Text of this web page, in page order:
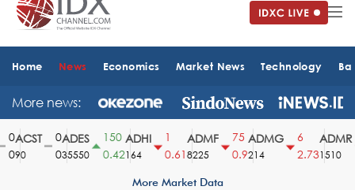
Home News Economics Market News Technology
More news:
ACST
90
ADES
35550
150
0.42
ADHI
164
0.61
ADMF
8225
75
0.9
ADMG
214
2.73
ADMR
1510
More Market Data